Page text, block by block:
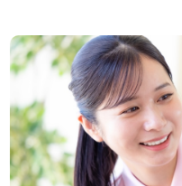
ーションに！『ご利用者
活かしたい』『働きがい
職で施設形態や環境を
す。募集詳細等、担当コ
お問い合わせも遠慮なく
医療/福祉業界の正社員/
護】＊求人情報収集、将